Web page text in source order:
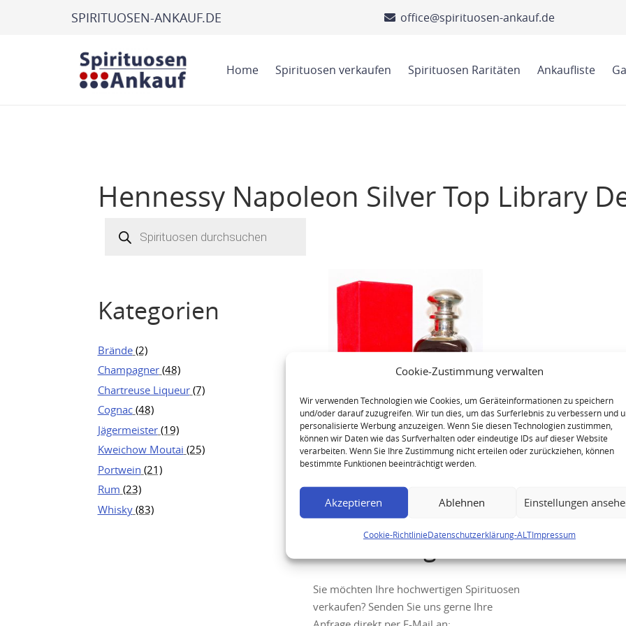
Cookie-Zustimmung verwalten
Wir verwenden Technologien wie Cookies, um Geräteinformationen zu speichern
und/oder darauf zuzugreifen. Wir tun dies, um das Surferlebnis zu verbessern und
personalisierte Werbung anzuzeigen. Wenn Sie diesen Technologien zustimmen,
können wir Daten wie das Surfverhalten oder eindeutige IDs auf dieser Website
verarbeiten. Wenn Sie Ihre Zustimmung nicht erteilen oder zurückziehen, können
bestimmte Funktionen beeinträchtigt werden.
Akzeptieren Ablehnen Einstellungen
Cookie-RichtlinieDatenschutzerklärung-ALTImpressum
SPIRITUOSEN-ANKAUF.DE office@spirituosen-ankauf.de
Home Spirituosen verkaufen Spirituosen Raritäten Ankaufliste
Hennessy Napoleon Silver Top Library
search
Kategorien
Brände (2)
Champagner (48)
Chartreuse Liqueur (7)
Cognac (48)
Jägermeister (19)
Kweichow Moutai (25)
Portwein (21)
Rum (23)
Whisky (83)
Hennessy Napoleon Silver Top
Library Cognac Decanter
Ihre Anfrage
Sie möchten Ihre hochwertigen Spirituosen
verkaufen? Senden Sie uns gerne Ihre